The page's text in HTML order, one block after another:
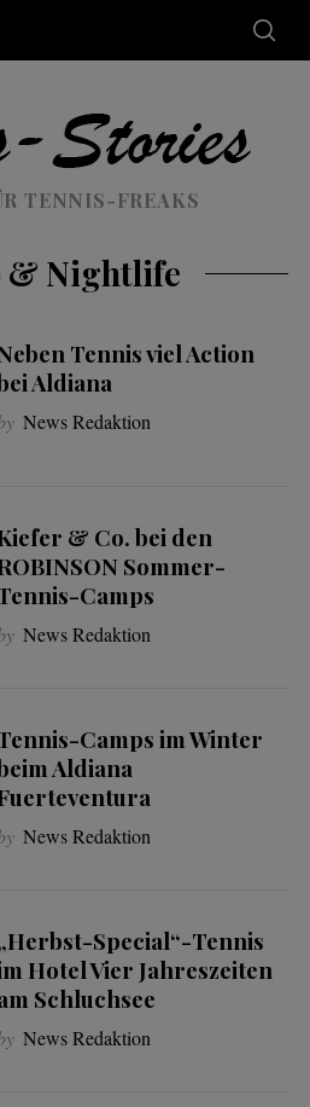
TENNIS-FREAKS
& Nightlife
Tennis viel Action
Aldiana
News Redaktion
& Co. bei den
Sommer-
Camps
News Redaktion
Camps im Winter
Aldiana
News Redaktion
Special“-Tennis
Hotel Vier Jahreszeiten
Schluchsee
News Redaktion